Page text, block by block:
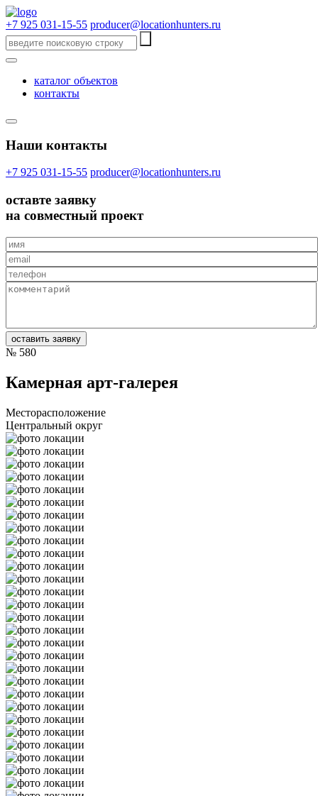
+7 925 031-15-55 producer@locationhunters.ru
каталог объектов
контакты
Наши контакты
+7 925 031-15-55 producer@locationhunters.ru
оставте заявку
на совместный проект
№ 580
Камерная арт-галерея
Месторасположение
Центральный округ